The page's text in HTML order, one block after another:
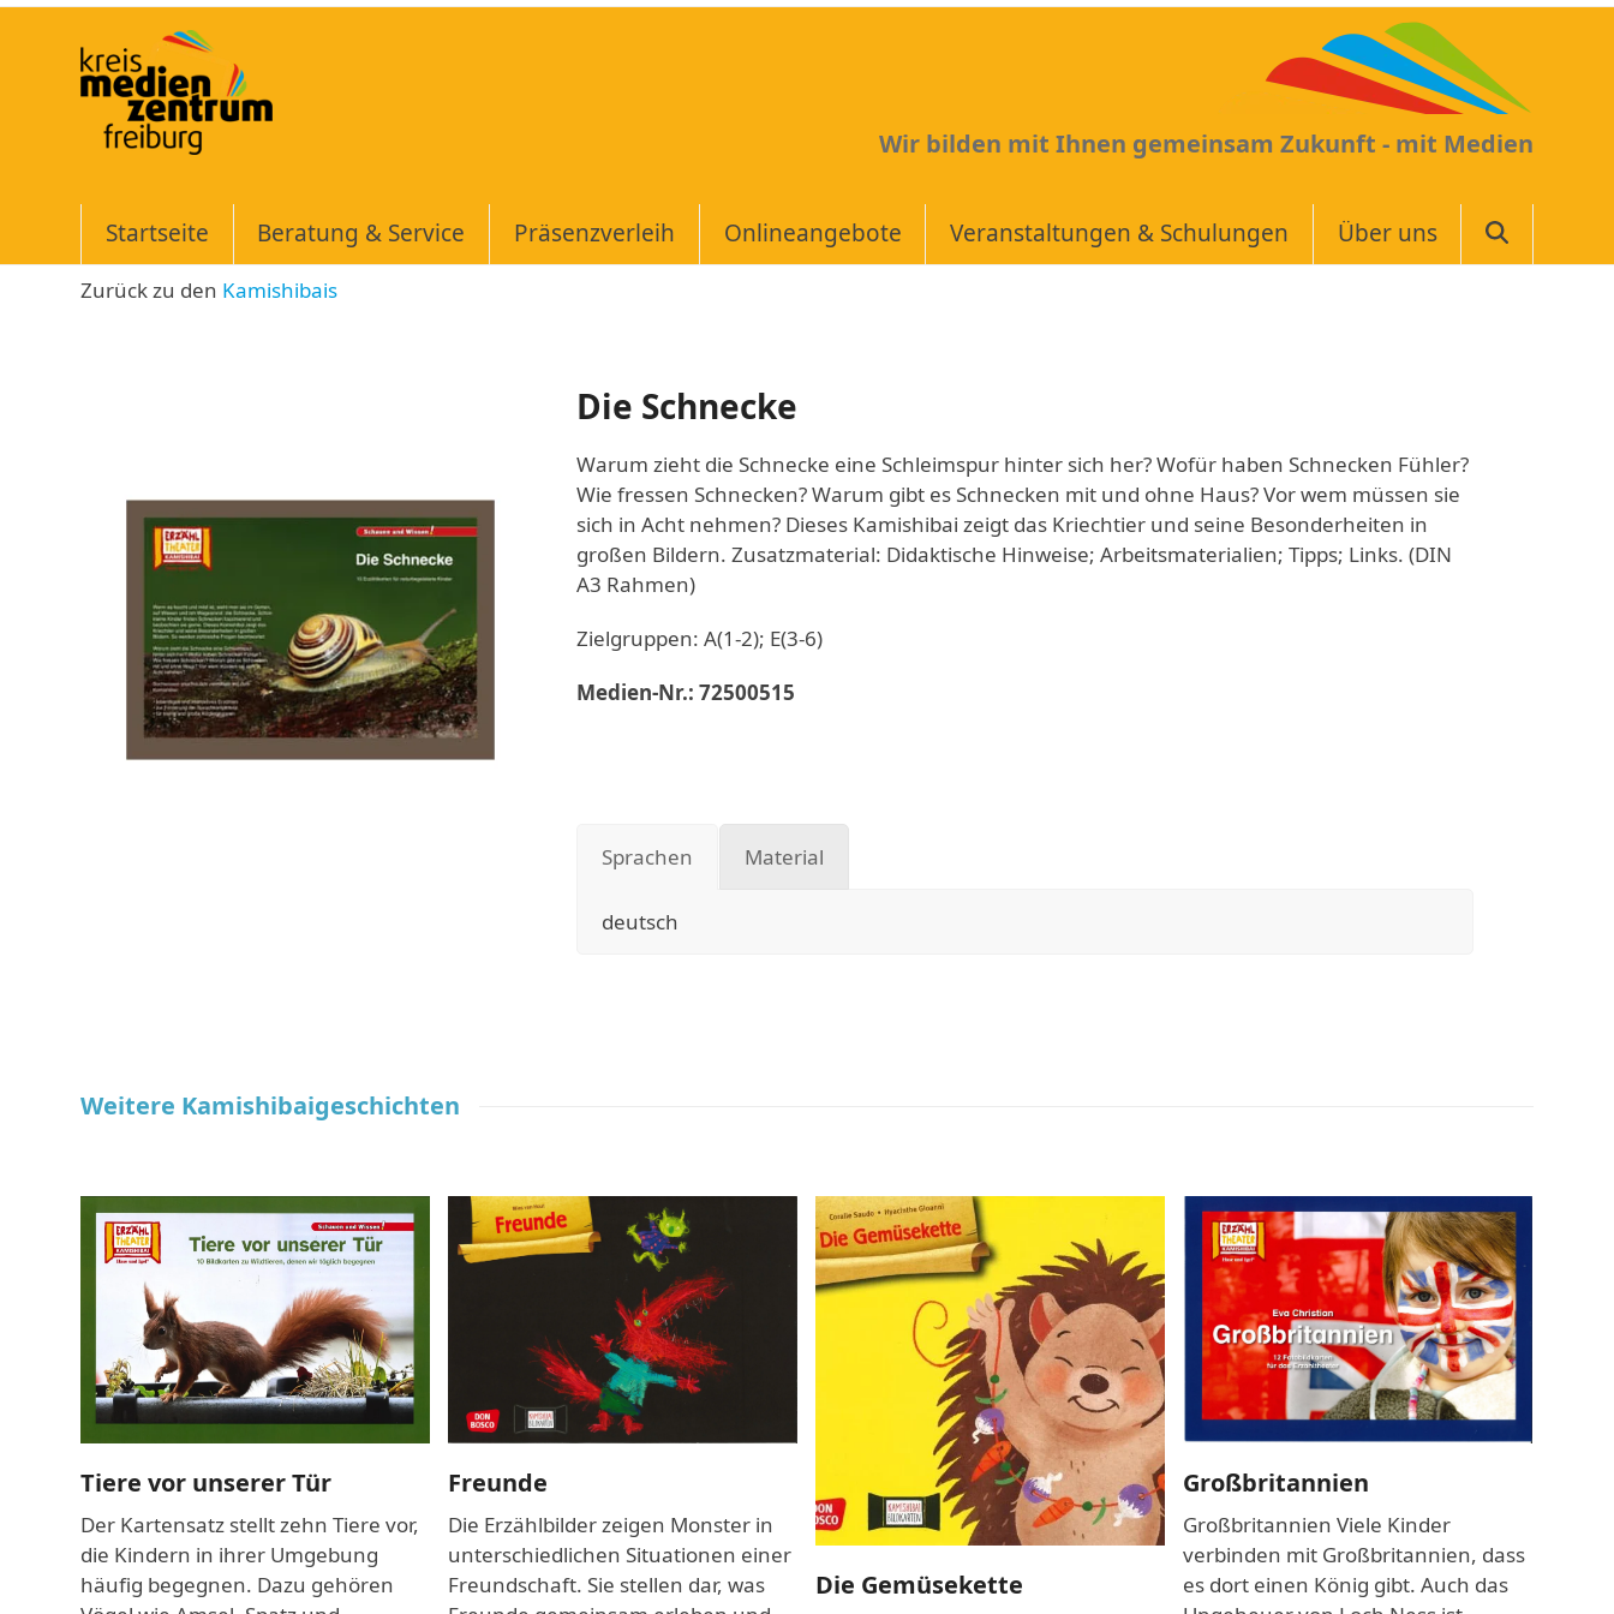
Skip
Wir bilden mit Ihnen gemeinsam Zukunft - mit Medien
Startseite Beratung & Service Präsenzverleih Onlineangebote Veranstaltungen & Schulungen Über uns
Zurück zu den Kamishibais
Die Schnecke
Warum zieht die Schnecke eine Schleimspur hinter sich her? Wofür haben Schnecken Fühler?
Wie fressen Schnecken? Warum gibt es Schnecken mit und ohne Haus? Vor wem müssen sie
sich in Acht nehmen? Dieses Kamishibai zeigt das Kriechtier und seine Besonderheiten in
großen Bildern. Zusatzmaterial: Didaktische Hinweise; Arbeitsmaterialien; Tipps; Links. (DIN
A3 Rahmen)
Zielgruppen: A(1-2); E(3-6)
Medien-Nr.: 72500515
Sprachen Material
deutsch
Weitere Kamishibaigeschichten
Use
the
left
arrow
keys
to
access
the
navigation
buttons
Tiere vor unserer Tür
Der Kartensatz stellt zehn Tiere vor,
die Kindern in ihrer Umgebung
häufig begegnen. Dazu gehören
Freunde
Die Erzählbilder zeigen Monster in
unterschiedlichen Situationen einer
Freundschaft. Sie stellen dar, was
Die Gemüsekette
Großbritannien
Großbritannien Viele Kinder
verbinden mit Großbritannien, dass
es dort einen König gibt. Auch das